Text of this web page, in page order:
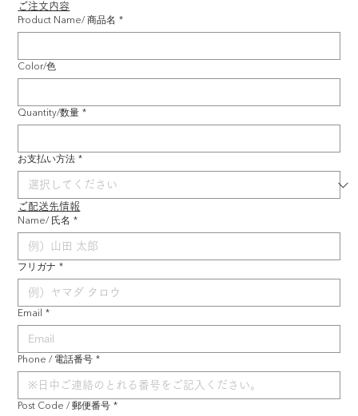
ご注文内容
Product Name/ 商品名 *
Color/色
Quantity/数量 *
お支払い方法 *
ご配送先情報
Name/ 氏名 *
フリガナ *
Email *
Phone / 電話番号 *
Post Code / 郵便番号 *